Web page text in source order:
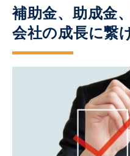
補助金、助成金
会社の成長に繋